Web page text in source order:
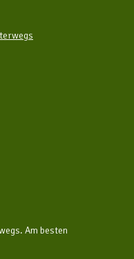
Am besten